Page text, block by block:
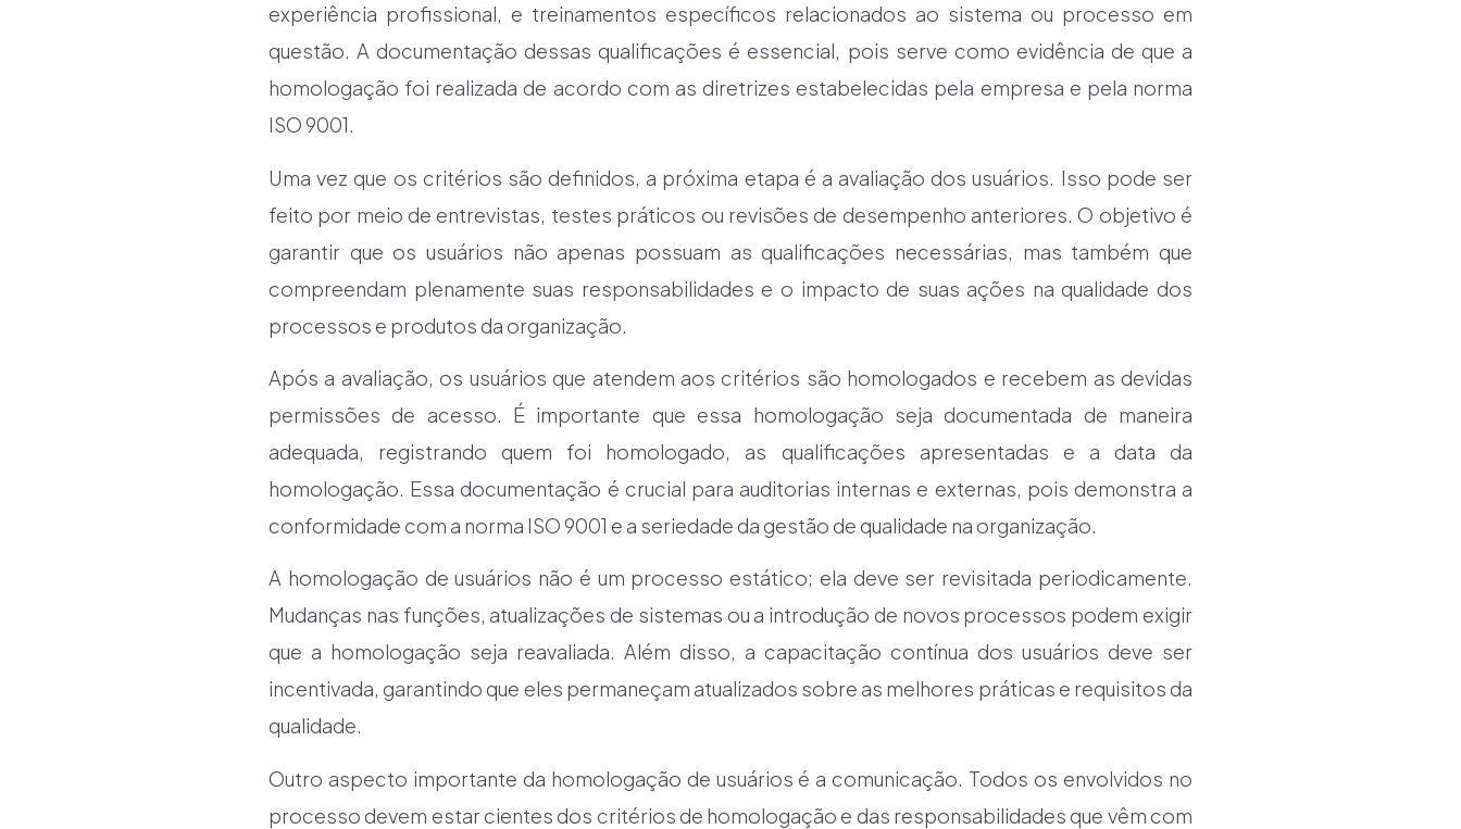
experiência profissional, e treinamentos específicos relacionados ao sistema ou processo em
questão. A documentação dessas qualificações é essencial, pois serve como evidência de que a
homologação foi realizada de acordo com as diretrizes estabelecidas pela empresa e pela norma
ISO 9001.
Uma vez que os critérios são definidos, a próxima etapa é a avaliação dos usuários. Isso pode ser
feito por meio de entrevistas, testes práticos ou revisões de desempenho anteriores. O objetivo é
garantir que os usuários não apenas possuam as qualificações necessárias, mas também que
compreendam plenamente suas responsabilidades e o impacto de suas ações na qualidade dos
processos e produtos da organização.
Após a avaliação, os usuários que atendem aos critérios são homologados e recebem as devidas
permissões de acesso. É importante que essa homologação seja documentada de maneira
adequada, registrando quem foi homologado, as qualificações apresentadas e a data da
homologação. Essa documentação é crucial para auditorias internas e externas, pois demonstra a
conformidade com a norma ISO 9001 e a seriedade da gestão de qualidade na organização.
A homologação de usuários não é um processo estático; ela deve ser revisitada periodicamente.
Mudanças nas funções, atualizações de sistemas ou a introdução de novos processos podem exigir
que a homologação seja reavaliada. Além disso, a capacitação contínua dos usuários deve ser
incentivada, garantindo que eles permaneçam atualizados sobre as melhores práticas e requisitos da
qualidade.
Outro aspecto importante da homologação de usuários é a comunicação. Todos os envolvidos no
processo devem estar cientes dos critérios de homologação e das responsabilidades que vêm com